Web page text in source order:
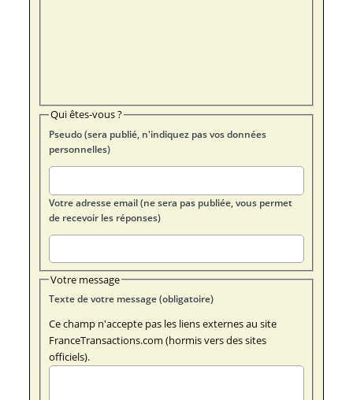
Qui êtes-vous ?
Pseudo (sera publié, n'indiquez pas vos données
personnelles)
Votre adresse email (ne sera pas publiée, vous permet
de recevoir les réponses)
Votre message
Texte de votre message (obligatoire)
Ce champ n'accepte pas les liens externes au site
FranceTransactions.com (hormis vers des sites
officiels).